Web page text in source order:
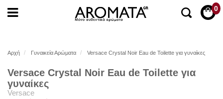
0
Αρχή Γυναικεία Αρώματα Versace Crystal Noir Eau de Toilette για γυναίκες
Versace Crystal Noir Eau de Toilette για
γυναίκες
Versace